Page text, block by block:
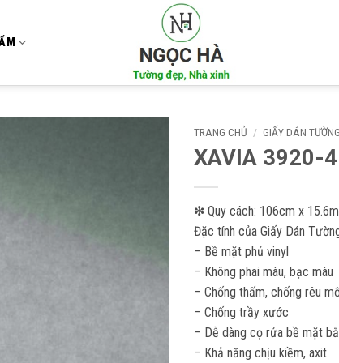
TRANG CHỦ / GIẤY DÁN
XAVIA 3920-4
❇ Quy cách: 106cm x
Đặc tính của Giấy Dán
– Bề mặt phủ vinyl
– Không phai màu, bạc màu
– Chống thấm, chống rêu
– Chống trầy xước
– Dễ dàng cọ rửa bề mặt
– Khả năng chịu kiềm, axit